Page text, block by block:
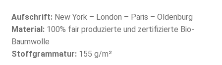
Aufschrift:New York – London – Paris – Oldenburg
Material:100% fair produzierte und zertifizierte Bio-
Baumwolle
Stoffgrammatur:155 g/m²